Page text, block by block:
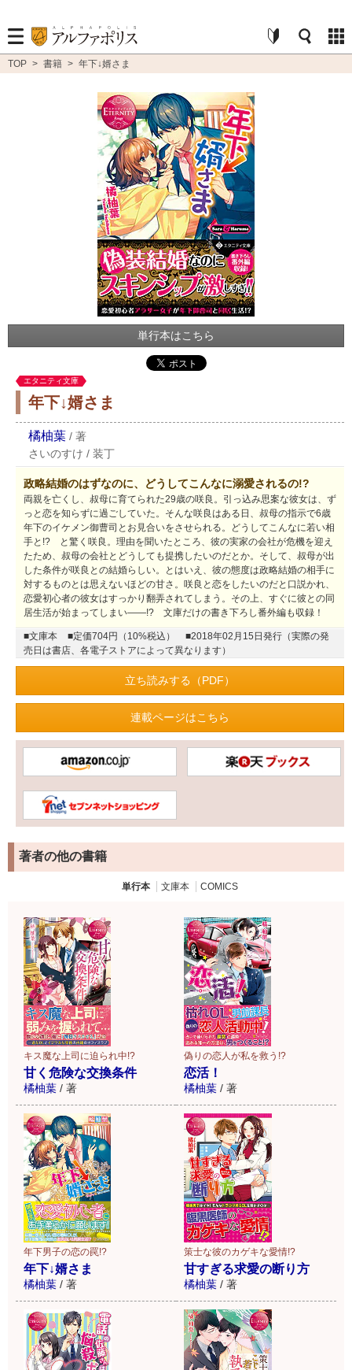
TOP > 書籍 > 年下↓婿さま
単行本はこちら
エタニティ文庫
年下↓婿さま
橘柚葉 / 著
さいのすけ / 装丁
政略結婚のはずなのに、どうしてこんなに溺愛されるの!?
両親を亡くし、叔母に育てられた29歳の咲良。引っ込み思案な彼女は、ず
っと恋を知らずに過ごしていた。そんな咲良はある日、叔母の指示で6歳
年下のイケメン御曹司とお見合いをさせられる。どうしてこんなに若い相
手と!? と驚く咲良。理由を聞いたところ、彼の実家の会社が危機を迎え
たため、叔母の会社とどうしても提携したいのだとか。そして、叔母が出
した条件が咲良との結婚らしい。とはいえ、彼の態度は政略結婚の相手に
対するものとは思えないほどの甘さ。咲良と恋をしたいのだと口説かれ、
恋愛初心者の彼女はすっかり翻弄されてしまう。その上、すぐに彼との同
居生活が始まってしまい――!? 文庫だけの書き下ろし番外編も収録！
■文庫本 ■定価704円（10%税込）
■2018年02月15日発行（実際の発
売日は書店、各電子ストアによって異なります）
立ち読みする（PDF）
連載ページはこちら
著者の他の書籍
単行本 文庫本 COMICS
キス魔な上司に迫られ中!?
甘く危険な交換条件
橘柚葉 / 著
偽りの恋人が私を救う!?
恋活！
橘柚葉 / 著
年下男子の恋の罠!?
年下↓婿さま
橘柚葉 / 著
策士な彼のカゲキな愛情!?
甘すぎる求愛の断り方
橘柚葉 / 著